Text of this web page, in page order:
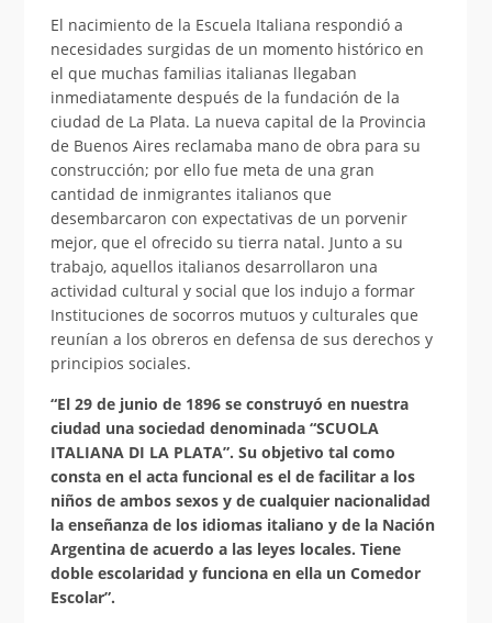
El nacimiento de la Escuela Italiana respondió a
necesidades surgidas de un momento histórico en
el que muchas familias italianas llegaban
inmediatamente después de la fundación de la
ciudad de La Plata. La nueva capital de la Provincia
de Buenos Aires reclamaba mano de obra para su
construcción; por ello fue meta de una gran
cantidad de inmigrantes italianos que
desembarcaron con expectativas de un porvenir
mejor, que el ofrecido su tierra natal. Junto a su
trabajo, aquellos italianos desarrollaron una
actividad cultural y social que los indujo a formar
Instituciones de socorros mutuos y culturales que
reunían a los obreros en defensa de sus derechos y
principios sociales.
“El 29 de junio de 1896 se construyó en nuestra
ciudad una sociedad denominada “SCUOLA
ITALIANA DI LA PLATA”. Su objetivo tal como
consta en el acta funcional es el de facilitar a los
niños de ambos sexos y de cualquier nacionalidad
la enseñanza de los idiomas italiano y de la Nación
Argentina de acuerdo a las leyes locales. Tiene
doble escolaridad y funciona en ella un Comedor
Escolar”.